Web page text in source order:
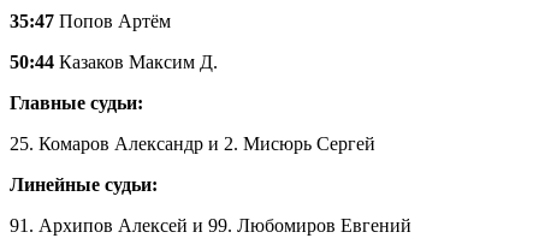
35:47 Попов Артём
50:44 Казаков Максим Д.
Главные судьи:
25. Комаров Александр и 2. Мисюрь Сергей
Линейные судьи:
91. Архипов Алексей и 99. Любомиров Евгений